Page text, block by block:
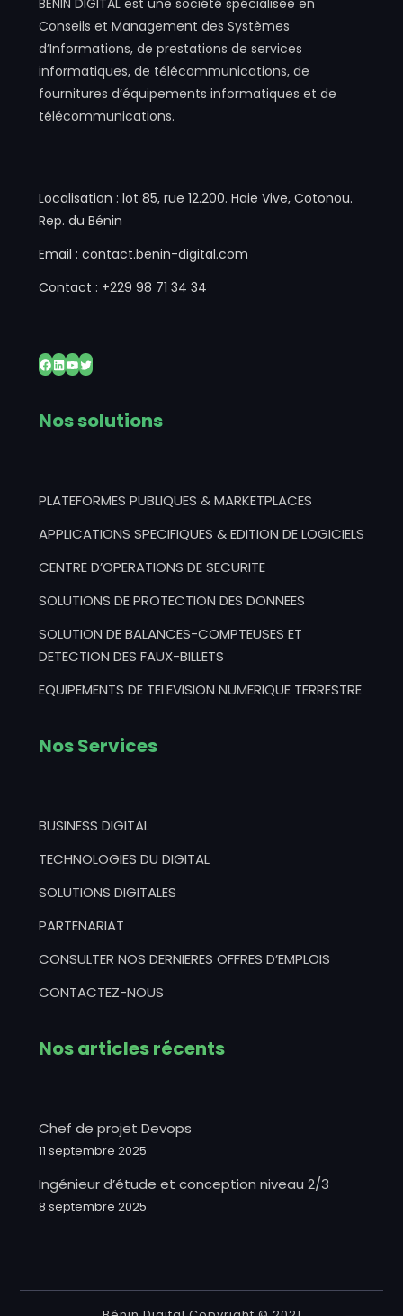
BENIN DIGITAL est une société spécialisée en
Conseils et Management des Systèmes
d’Informations, de prestations de services
informatiques, de télécommunications, de
fournitures d’équipements informatiques et de
télécommunications.
Localisation : lot 85, rue 12.200. Haie Vive, Cotonou.
Rep. du Bénin
Email : contact.benin-digital.com
Contact : +229 98 71 34 34
Facebook
LinkedIn
YouTube
Twitter
Nos solutions
PLATEFORMES PUBLIQUES & MARKETPLACES
APPLICATIONS SPECIFIQUES & EDITION DE LOGICIELS
CENTRE D’OPERATIONS DE SECURITE
SOLUTIONS DE PROTECTION DES DONNEES
SOLUTION DE BALANCES-COMPTEUSES ET
DETECTION DES FAUX-BILLETS
EQUIPEMENTS DE TELEVISION NUMERIQUE TERRESTRE
Nos Services
BUSINESS DIGITAL
TECHNOLOGIES DU DIGITAL
SOLUTIONS DIGITALES
PARTENARIAT
CONSULTER NOS DERNIERES OFFRES D’EMPLOIS
CONTACTEZ-NOUS
Nos articles récents
Chef de projet Devops
11 septembre 2025
Ingénieur d’étude et conception niveau 2/3
8 septembre 2025